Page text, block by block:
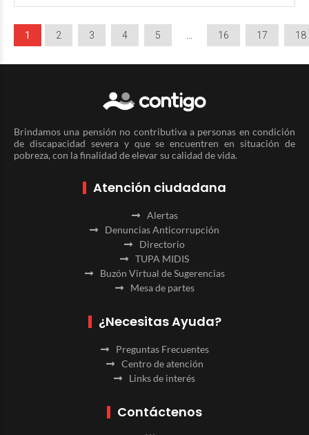
1 2 3 4 5 16 17 18
Brindamos una pensión no contributiva a personas en condición
de discapacidad severa y que se encuentren en situación de
pobreza, con la finalidad de elevar su calidad de vida.
Atención ciudadana
Alertas
Denuncias Anticorrupción
Directorio
TUPA MIDIS
Buzón Virtual de Sugerencias
Mesa de partes
¿Necesitas Ayuda?
Preguntas Frecuentes
Centro de atención
Links de interés
Contáctenos